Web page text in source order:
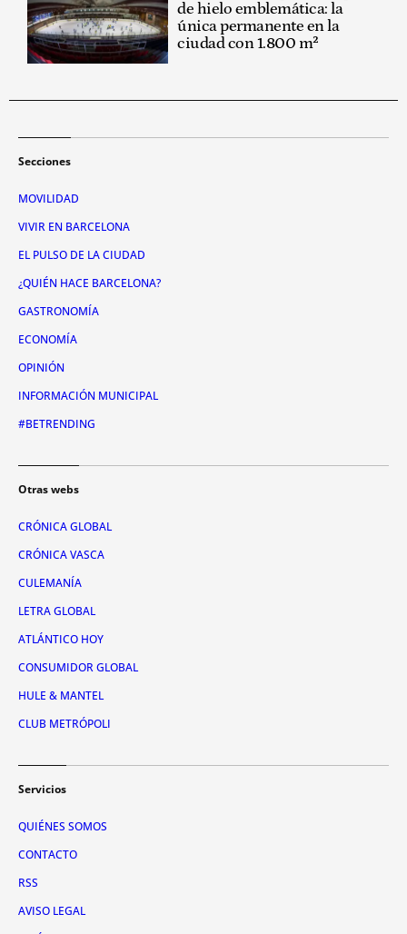
de hielo emblemática: la
única permanente en la
ciudad con 1.800 m²
Secciones
MOVILIDAD
VIVIR EN BARCELONA
EL PULSO DE LA CIUDAD
¿QUIÉN HACE BARCELONA?
GASTRONOMÍA
ECONOMÍA
OPINIÓN
INFORMACIÓN MUNICIPAL
#BETRENDING
Otras webs
CRÓNICA GLOBAL
CRÓNICA VASCA
CULEMANÍA
LETRA GLOBAL
ATLÁNTICO HOY
CONSUMIDOR GLOBAL
HULE & MANTEL
CLUB METRÓPOLI
Servicios
QUIÉNES SOMOS
CONTACTO
RSS
AVISO LEGAL